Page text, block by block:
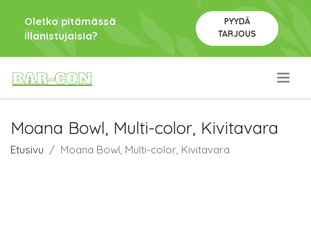
Oletko pitämässä
illanistujaisia?
PYYDÄ
TARJOUS
Moana Bowl, Multi-color, Kivitavara
Etusivu Moana Bowl, Multi-color, Kivitavara